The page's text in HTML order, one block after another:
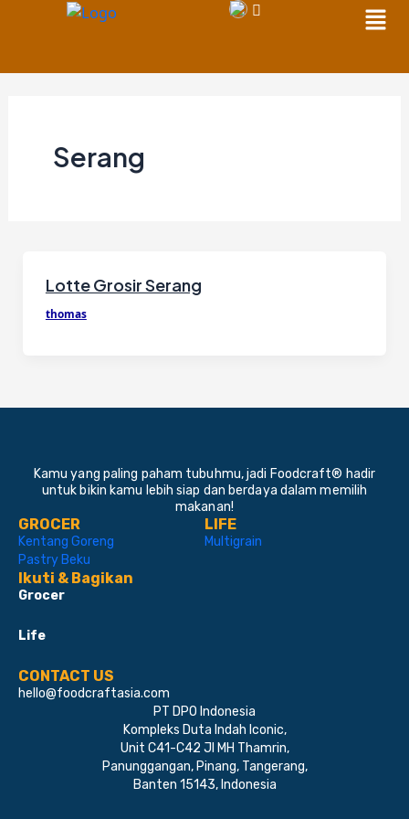
Serang
Lotte Grosir Serang
thomas
Kamu yang paling paham tubuhmu, jadi Foodcraft® hadir
untuk bikin kamu lebih siap dan berdaya dalam memilih
makanan!
GROCER
Kentang Goreng
Pastry Beku
LIFE
Multigrain
Ikuti & Bagikan
Grocer
Life
CONTACT US
hello@foodcraftasia.com
PT DPO Indonesia
Kompleks Duta Indah Iconic,
Unit C41-C42 Jl MH Thamrin,
Panunggangan, Pinang, Tangerang,
Banten 15143, Indonesia